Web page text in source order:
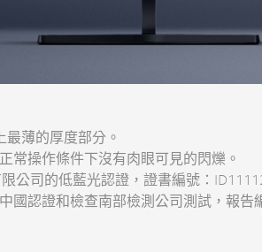
薄的厚度部分。
常操作條件下沒有肉眼可見的閃爍。
公司的低藍光認證，證書編號：
國認證和檢查南部檢測公司測試，報告